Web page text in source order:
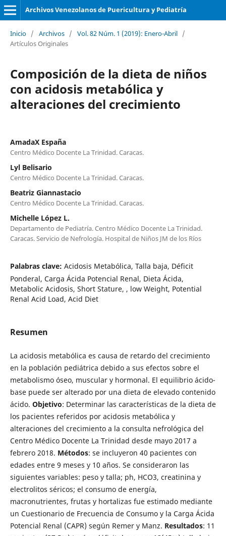
Archivos Venezolanos de Puericultura y Pediatría
Inicio / Archivos / Vol. 82 Núm. 1 (2019): Enero-Abril /
Artículos Originales
Composición de la dieta de niños
con acidosis metabólica y
alteraciones del crecimiento
AmadaX España
Centro Médico Docente La Trinidad. Caracas.
Lyl Belisario
Centro Médico Docente La Trinidad. Caracas.
Beatriz Giannastacio
Centro Médico Docente La Trinidad. Caracas.
Michelle López L.
Departamento de Pediatría. Centro Médico Docente La Trinidad.
Caracas. Servicio de Nefrología. Hospital de Niños JM de los Ríos
Palabras clave: Acidosis Metabólica, Talla baja, Déficit
Ponderal, Carga Ácida Potencial Renal, Dieta Ácida,
Metabolic Acidosis, Short Stature, , low Weight, Potential
Renal Acid Load, Acid Diet
Resumen
La acidosis metabólica es causa de retardo del crecimiento
en la población pediátrica debido a sus efectos sobre el
metabolismo óseo, muscular y hormonal. El equilibrio ácido-
base puede ser alterado por una dieta de elevado contenido
ácido. Objetivo: Determinar las características de la dieta de
los pacientes referidos por acidosis metabólica y
alteraciones del crecimiento a la consulta nefrológica del
Centro Médico Docente La Trinidad desde mayo 2017 a
febrero 2018. Métodos: se incluyeron 40 pacientes con
edades entre 9 meses y 10 años. Se consideraron las
siguientes variables: peso y talla; ph, HCO3, creatinina y
electrolitos séricos; el consumo de energía,
macronutrientes, frutas y hortalizas fue estimado mediante
un Cuestionario de Frecuencia de Consumo y la Carga Ácida
Potencial Renal (CAPR) según Remer y Manz. Resultados: 11